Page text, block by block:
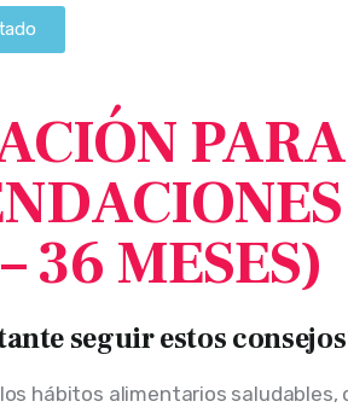
36 MESES)
seguir estos
hábitos alimentarios